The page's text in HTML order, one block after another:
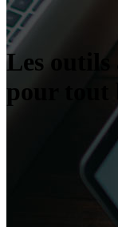
Les outils
pour tout